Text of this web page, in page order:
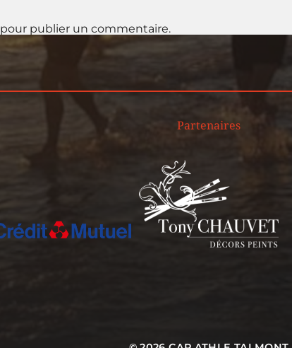
pour publier un commentaire.
Partenaires